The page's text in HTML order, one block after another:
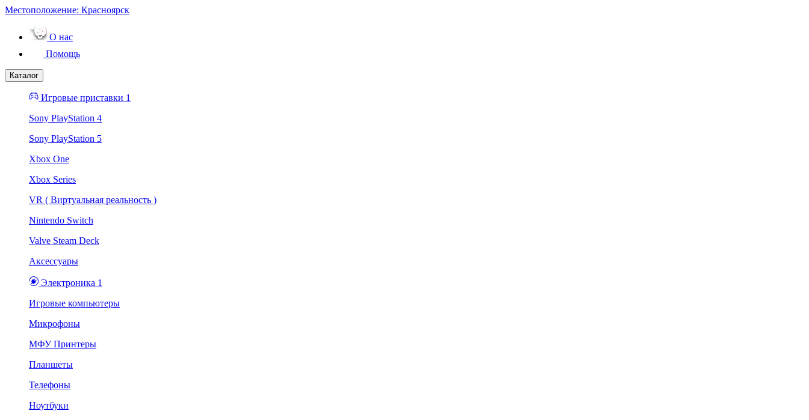
Местоположение: Красноярск
О нас
Помощь
Каталог
Игровые приставки 1
Sony PlayStation 4
Sony PlayStation 5
Xbox One
Xbox Series
VR ( Виртуальная реальность )
Nintendo Switch
Valve Steam Deck
Аксессуары
Электроника 1
Игровые компьютеры
Микрофоны
МФУ Принтеры
Планшеты
Телефоны
Ноутбуки